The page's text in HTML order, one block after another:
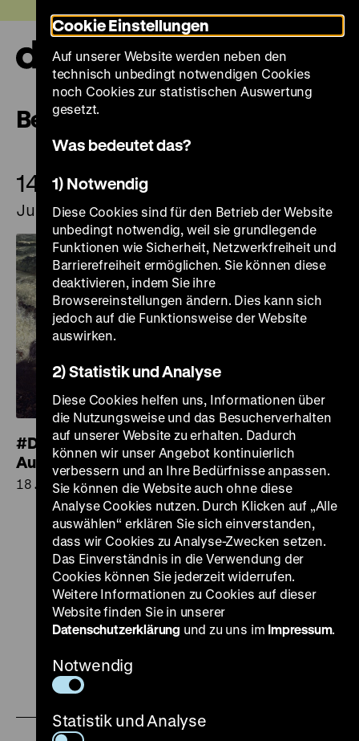
zum
Seiteninhalt
springen
Begleitprogramm
14.
Juni
14.
Juni
#DHMMeer – Social Media-Event zur
Ausstellung
18.00 Uhr
Kalender
Zu
unserer
Instagram
Seite
Zu
unserer
Seite
Zu
Zu
Zu
Soundcloud
Cookie Einstellungen
Auf unserer Website werden neben den
technisch unbedingt notwendigen Cookies
noch Cookies zur statistischen Auswertung
gesetzt.
Was bedeutet das?
1) Notwendig
Diese Cookies sind für den Betrieb der Website
unbedingt notwendig, weil sie grundlegende
Funktionen wie Sicherheit, Netzwerkfreiheit und
Barrierefreiheit ermöglichen. Sie können diese
deaktivieren, indem Sie ihre
Browsereinstellungen ändern. Dies kann sich
jedoch auf die Funktionsweise der Website
auswirken.
2) Statistik und Analyse
Diese Cookies helfen uns, Informationen über
die Nutzungsweise und das Besucherverhalten
auf unserer Website zu erhalten. Dadurch
können wir unser Angebot kontinuierlich
verbessern und an Ihre Bedürfnisse anpassen.
Sie können die Website auch ohne diese
Analyse Cookies nutzen. Durch Klicken auf „Alle
auswählen“ erklären Sie sich einverstanden,
dass wir Cookies zu Analyse-Zwecken setzen.
Das Einverständnis in die Verwendung der
Cookies können Sie jederzeit widerrufen.
Weitere Informationen zu Cookies auf dieser
Website finden Sie in unserer
Datenschutzerklärung und zu uns im Impressum.
Notwendig
Statistik und Analyse